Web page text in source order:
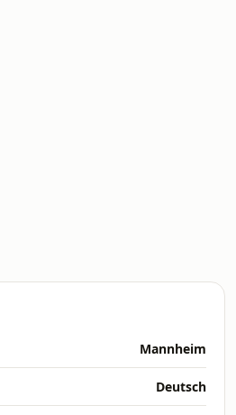
Mannheim
Deutsch